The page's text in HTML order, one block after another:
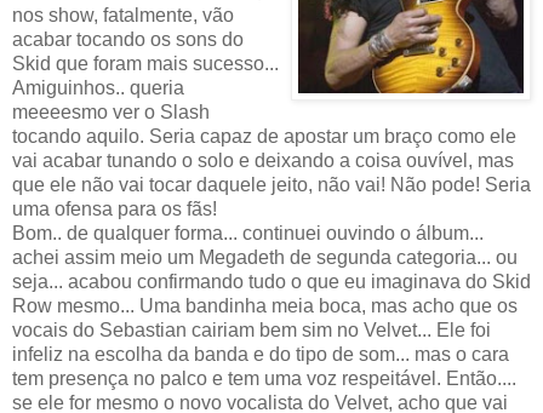
nos show, fatalmente, vão
acabar tocando os sons do
Skid que foram mais sucesso...
Amiguinhos.. queria
meeeesmo ver o Slash
tocando aquilo. Seria capaz de apostar um braço como ele
vai acabar tunando o solo e deixando a coisa ouvível, mas
que ele não vai tocar daquele jeito, não vai! Não pode! Seria
uma ofensa para os fãs!
Bom.. de qualquer forma... continuei ouvindo o álbum...
achei assim meio um Megadeth de segunda categoria... ou
seja... acabou confirmando tudo o que eu imaginava do Skid
Row mesmo... Uma bandinha meia boca, mas acho que os
vocais do Sebastian cairiam bem sim no Velvet... Ele foi
infeliz na escolha da banda e do tipo de som... mas o cara
tem presença no palco e tem uma voz respeitável. Então....
se ele for mesmo o novo vocalista do Velvet, acho que vai